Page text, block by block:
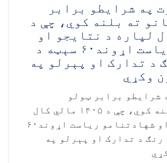
په شرایطو برابر
ته بلنه کوي، چې د
کال لپاره د نتایجو او
شهادتنامو ریاست اړوند۶۰ سېټه د
د تدارک او پېرلو په
وکړي
شرایطو برابر ټولو
داوطلبانو ته بلنه کوي، چې د ۱۴۰۵ مالي کال
لپاره د نتایجو او شهادتنامو ریاست اړوند۶۰
د تدارک او پېرلو په